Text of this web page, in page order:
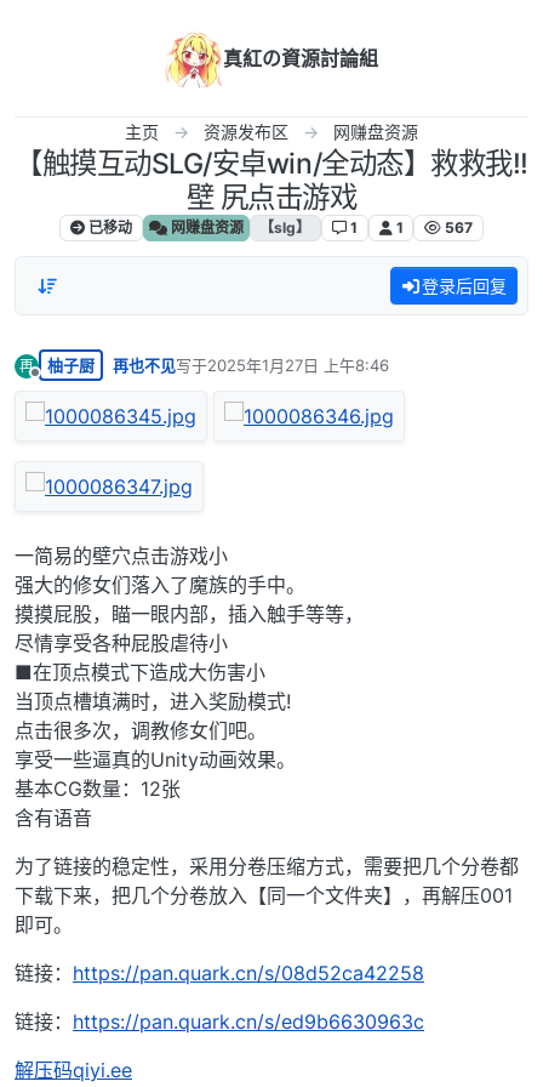
真紅の資源討論組
主页 资源发布区 网赚盘资源
【触摸互动SLG/安卓win/全动态】救救我!!
壁 尻点击游戏
已移动 网赚盘资源 【slg】 1 1 567
登录后回复
再
离线
柚子厨 再也不见写于2025年1月27日 上午8:46
最后由 编辑
一简易的壁穴点击游戏小
强大的修女们落入了魔族的手中。
摸摸屁股，瞄一眼内部，插入触手等等，
尽情享受各种屁股虐待小
■在顶点模式下造成大伤害小
当顶点槽填满时，进入奖励模式!
点击很多次，调教修女们吧。
享受一些逼真的Unity动画效果。
基本CG数量：12张
含有语音
为了链接的稳定性，采用分卷压缩方式，需要把几个分卷都
下载下来，把几个分卷放入【同一个文件夹】，再解压001
即可。
链接： https://pan.quark.cn/s/08d52ca42258
链接： https://pan.quark.cn/s/ed9b6630963c
解压码qiyi.ee